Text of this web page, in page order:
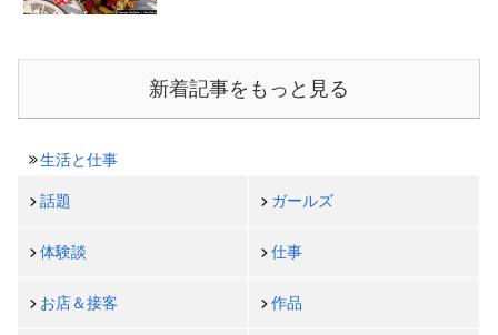
新着記事をもっと見る
生活と仕事
話題 ガールズ
体験談 仕事
お店＆接客 作品